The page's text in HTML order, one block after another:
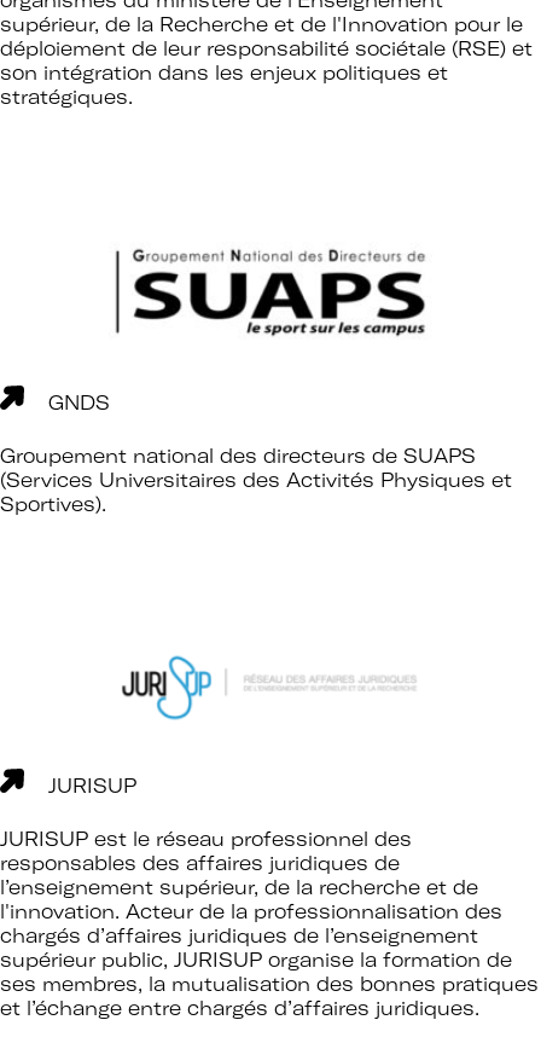
supérieur, de la Recherche et de l'Innovation pour le
déploiement de leur responsabilité sociétale (RSE) et
son intégration dans les enjeux politiques et
stratégiques.
GNDS
Groupement national des directeurs de SUAPS
(Services Universitaires des Activités Physiques et
Sportives).
JURISUP
JURISUP est le réseau professionnel des
responsables des affaires juridiques de
l’enseignement supérieur, de la recherche et de
l'innovation. Acteur de la professionnalisation des
chargés d’affaires juridiques de l’enseignement
supérieur public, JURISUP organise la formation de
ses membres, la mutualisation des bonnes pratiques
et l’échange entre chargés d’affaires juridiques.